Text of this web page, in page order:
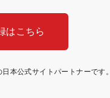
はこちら
本公式サイトパートナーです。